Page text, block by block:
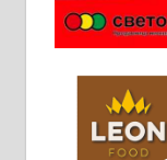
Потребна
Горког 26
8 до 15